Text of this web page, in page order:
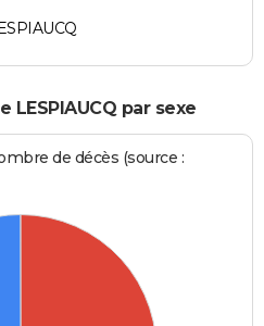
par sexe
de décès (source :